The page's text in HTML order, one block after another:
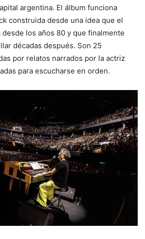
argentina. El álbum funciona
construida desde una idea que el
desde los años 80 y que finalmente
décadas después. Son 25
por relatos narrados por la actriz
para escucharse en orden.